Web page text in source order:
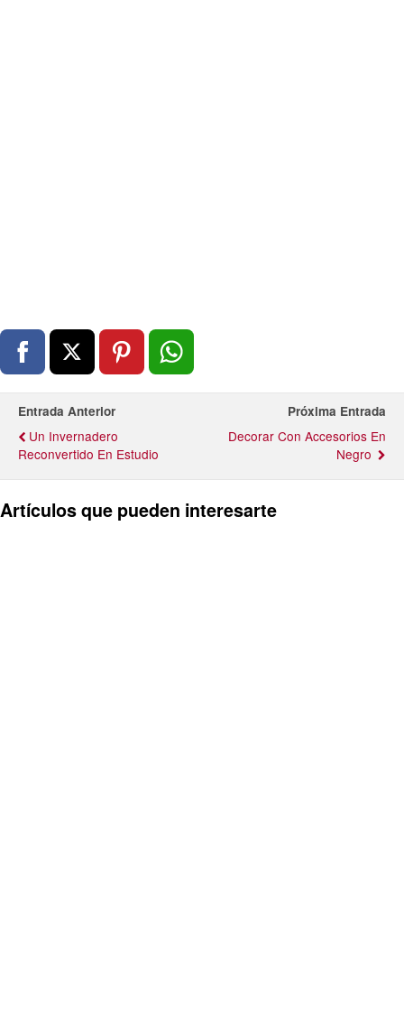
Entrada Anterior
Un Invernadero
Reconvertido En Estudio
Próxima Entrada
Decorar Con Accesorios En
Negro
Artículos que pueden interesarte